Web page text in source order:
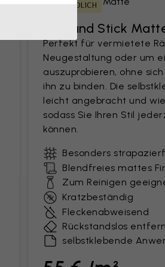
MIETFREUNDLICH
Peel and Stick
Perfekt für vermietete
Neugestaltung oder um
auszuprobieren, ohne
ihn zu binden. Die
leicht angebracht und
sodass Sie Ihren Stil
können.
Besonders
Blendfreies mattes
Zum Reinigen
Kratzbeständig
Fleckenabweisend
Rückstandslos
selbstklebende